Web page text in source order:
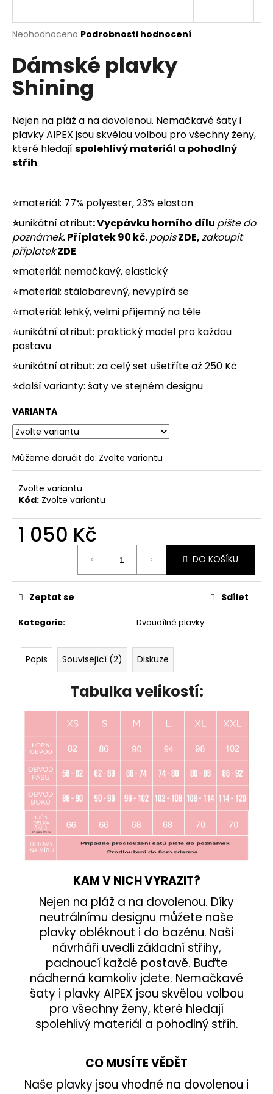
Průměrné
produktu
je
0,0
z
hvězdiček.
Neohodnoceno Podrobnosti hodnocení
Dámské plavky
Shining
Nejen na pláž a na dovolenou. Nemačkavé šaty i
plavky AIPEX jsou skvělou volbou pro všechny ženy,
které hledajíspolehlivý materiál a pohodlný
střih.
⭐materiál: 77% polyester, 23% elastan
⭐unikátní atribut: Vycpávku horního dílu pište do
poznámek. Příplatek 90 kč.popisZDE,zakoupit
příplatekZDE
⭐materiál: nemačkavý, elastický
⭐materiál: stálobarevný, nevypírá se
⭐materiál: lehký, velmi příjemný na těle
⭐unikátní atribut: praktický model pro každou
postavu
⭐unikátní atribut: za celý set ušetříte až 250 Kč
⭐další varianty: šatyve stejném designu
VARIANTA
Můžeme doručit do: Zvolte variantu
Zvolte variantu
Kód: Zvolte variantu
1 050 Kč
DO KOŠÍKU
Kategorie: Dvoudílné plavky
Zeptat se Sdílet
Popis Související (2) Diskuze
Tabulka velikostí:
KAM V NICH VYRAZIT?
Nejen na pláž a na dovolenou. Díky
neutrálnímu designu můžete naše
plavky obléknout i do bazénu. Naši
návrháři uvedli základní střihy,
padnoucí každé postavě. Buďte
nádherná kamkoliv jdete. Nemačkavé
šaty i plavky AIPEX jsou skvělou volbou
pro všechny ženy, které hledají
spolehlivý materiál a pohodlný střih.
CO MUSÍTE VĚDĚT
Naše plavky jsou vhodné na dovolenou i
j
t
?
HLEDAT
o
p
o
r
u
č
u
e
m
e